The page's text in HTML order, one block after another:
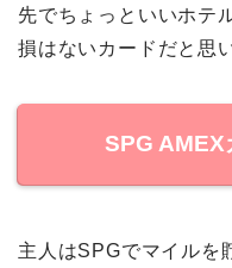
先でちょっといいホテ
損はないカードだと思
SPG AMEX
主人はSPGでマイルを